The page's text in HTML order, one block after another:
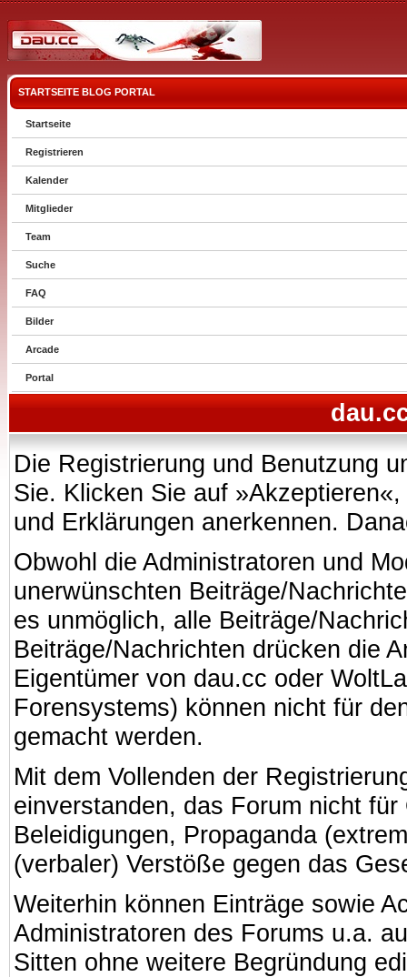
STARTSEITE BLOG PORTAL
Startseite
Registrieren
Kalender
Mitglieder
Team
Suche
FAQ
Bilder
Arcade
Portal
Die Registrierung und Benutzung
Sie. Klicken Sie auf
und Erklärungen anerkennen.
Obwohl die Administratoren und
unerwünschten Beiträge/
es unmöglich, alle Beiträge/
Beiträge/Nachrichten drücken die
Eigentümer von dau.cc oder
Forensystems) können nicht für
gemacht werden.
Mit dem Vollenden der
einverstanden, das Forum nicht
Beleidigungen, Propaganda
(verbaler) Verstöße gegen das
Weiterhin können Einträge sowie
Administratoren des Forums u.a.
Sitten ohne weitere Begründung